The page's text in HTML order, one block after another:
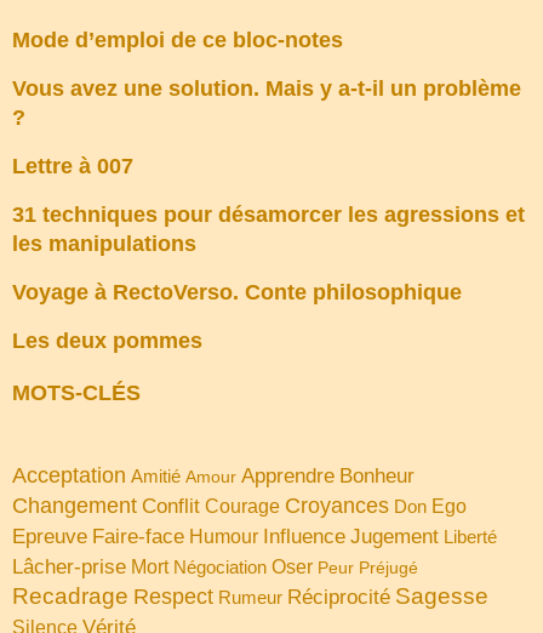
Mode d’emploi de ce bloc-notes
Vous avez une solution. Mais y a-t-il un problème
?
Lettre à 007
31 techniques pour désamorcer les agressions et
les manipulations
Voyage à RectoVerso. Conte philosophique
Les deux pommes
MOTS-CLÉS
Acceptation Amitié Amour Apprendre Bonheur
Changement Conflit Courage Croyances Don Ego
Epreuve Faire-face Humour Influence Jugement Liberté
Lâcher-prise Mort Négociation Oser Peur Préjugé
Recadrage Respect Rumeur Réciprocité Sagesse
Silence Vérité